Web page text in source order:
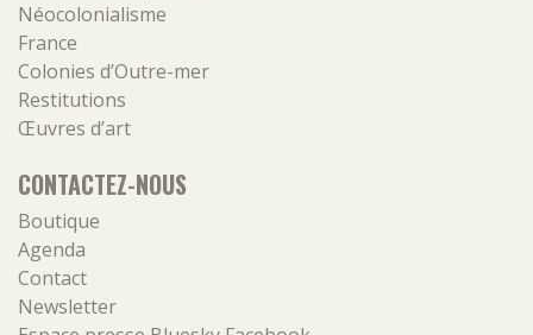
Néocolonialisme
France
Colonies d’Outre-mer
Restitutions
Œuvres d’art
CONTACTEZ-NOUS
Boutique
Agenda
Contact
Newsletter